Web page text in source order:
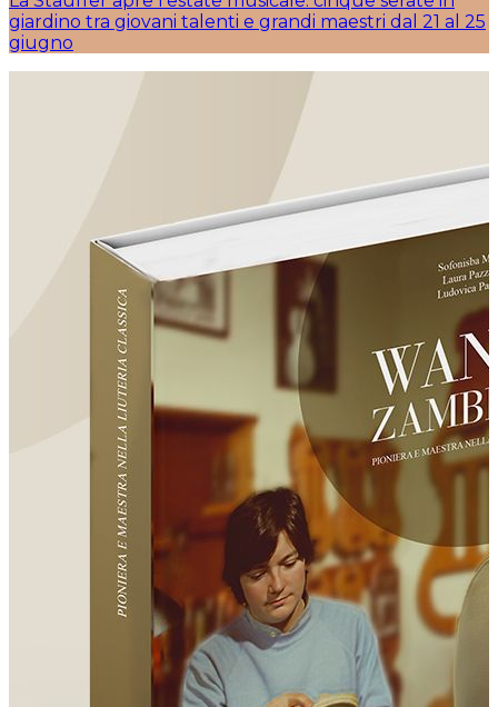
giardino tra giovani talenti e grandi maestri dal 21 al 25
giugno